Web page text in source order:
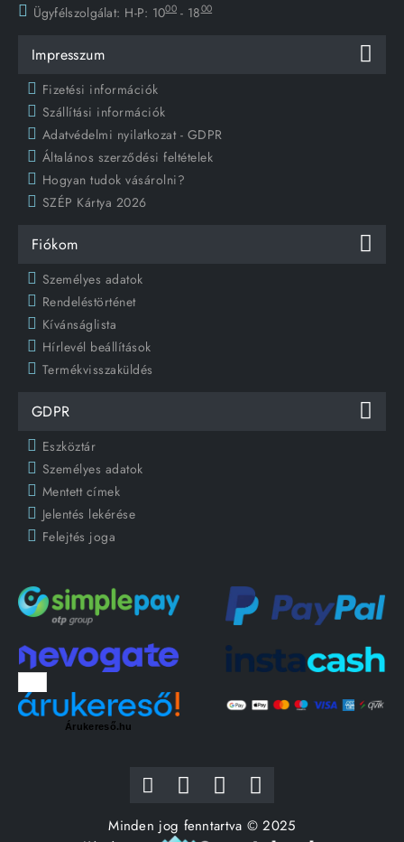
Ügyfélszolgálat: H-P: 1000 - 1800
Impresszum
Fizetési információk
Szállítási információk
Adatvédelmi nyilatkozat - GDPR
Általános szerződési feltételek
Hogyan tudok vásárolni?
SZÉP Kártya 2026
Fiókom
Személyes adatok
Rendeléstörténet
Kívánságlista
Hírlevél beállítások
Termékvisszaküldés
GDPR
Eszköztár
Személyes adatok
Mentett címek
Jelentés lekérése
Felejtés joga
Árukereső.hu
Minden jog fenntartva © 2025